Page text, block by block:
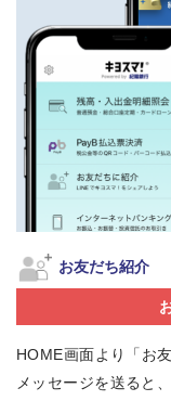
お友だち紹介
HOME画面より「お
メッセージを送ると